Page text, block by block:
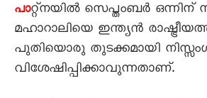
പാറ്റ്നയിൽ സെപ്തംബർ ഒന്നിന്
മഹാറാലിയെ ഇന്ത്യൻ
പുതിയൊരു തുടക്കമായി
വിശേഷിപ്പിക്കാവുന്നതാണ്.